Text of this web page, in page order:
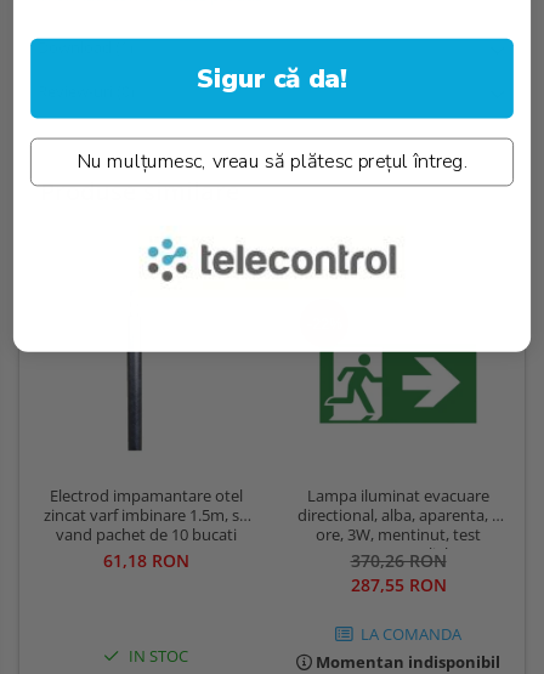
Produse similare
Electrod impamantare otel
zincat varf imbinare 1.5m, se
vand pachet de 10 bucati
61,18 RON
IN STOC
Lampa iluminat evacuare
directional, alba, aparenta, 3
ore, 3W, mentinut, test
automat, IP20, Intelight 90385
370,26 RON
287,55 RON
LA COMANDA
Momentan indisponibil
Sigur că da!
Nu mulțumesc, vreau să plătesc prețul întreg.